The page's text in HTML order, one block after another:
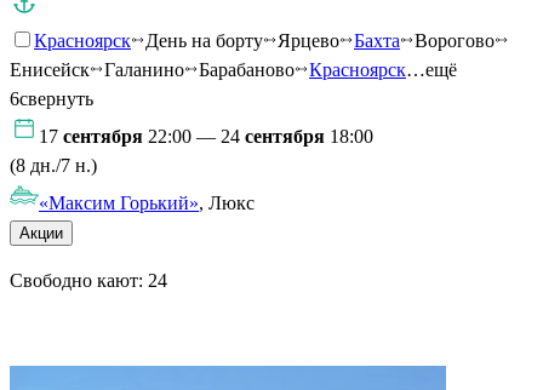
Красноярск День на борту Ярцево Бахта
Ворогово
Енисейск
Галанино Барабаново Красноярск…ещё
6свернуть
17 сентября 22:00 — 24 сентября 18:00
(8 дн./7 н.)
«Максим Горький», Люкс
Акции
Свободно кают: 24